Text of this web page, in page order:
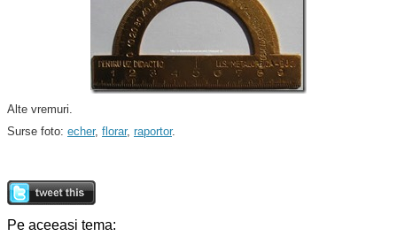
Alte vremuri.
Surse foto: echer, florar, raportor.
Pe aceeasi tema: